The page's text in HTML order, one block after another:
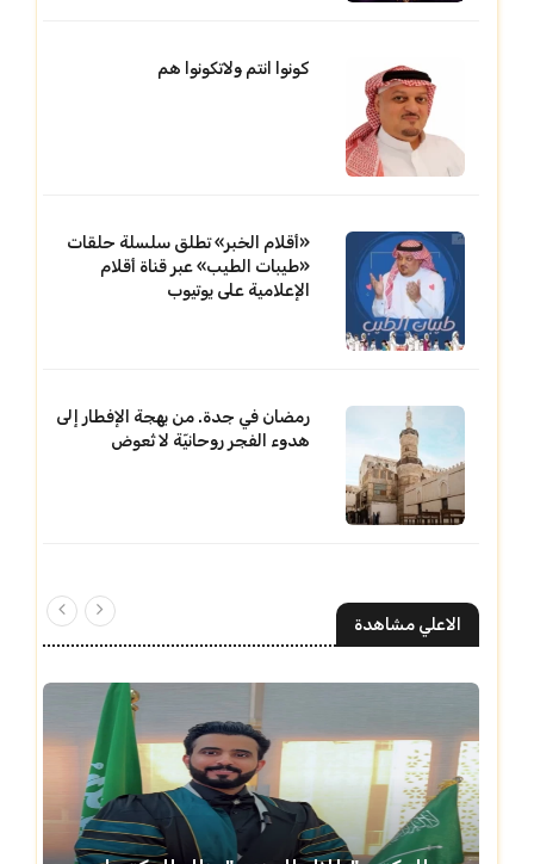
كونوا انتم ولاتكونوا هم
«أقلام الخبر» تطلق سلسلة حلقات
«طيبات الطيب» عبر قناة أقلام
الإعلامية على يوتيوب
رمضان في جدة. من بهجة الإفطار إلى
هدوء الفجر روحانيّة لا تُعوض
الاعلي مشاهدة